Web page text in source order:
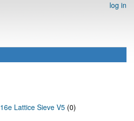
log in
16e Lattice Sieve V5 (0)